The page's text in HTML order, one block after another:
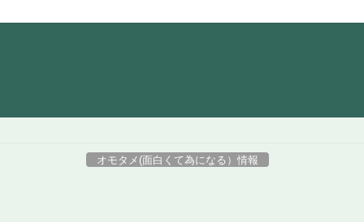
オモタメ(面白くて為になる）情報